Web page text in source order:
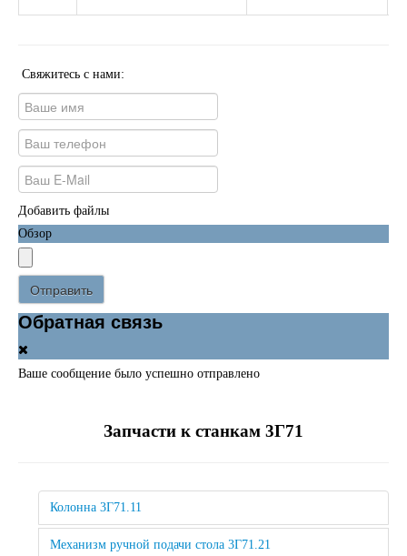
Свяжитесь с нами:
Добавить файлы
Обзор
Отправить
Обратная связь
Ваше сообщение было успешно отправлено
Запчасти к станкам 3Г71
Колонна 3Г71.11
Механизм ручной подачи стола 3Г71.21